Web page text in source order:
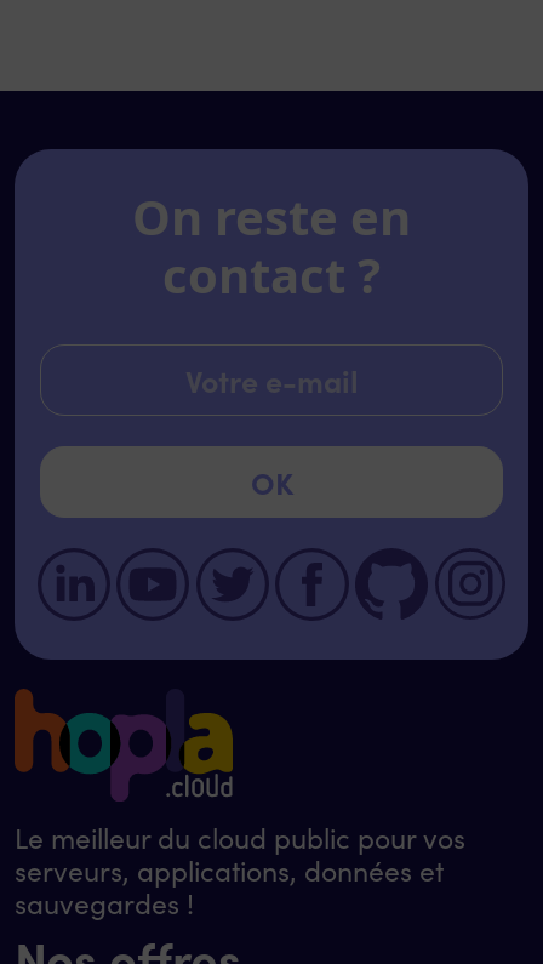
On reste en
contact ?
Le meilleur du cloud public pour vos
serveurs, applications, données et
sauvegardes !